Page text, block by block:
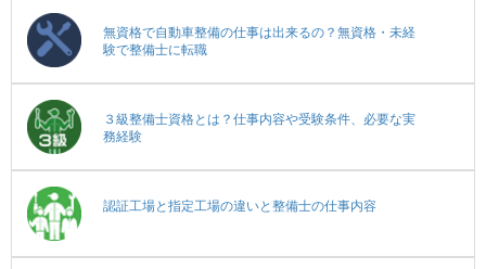
無資格で自動車整備の仕事は出来るの？無資格・未経
験で整備士に転職
３級整備士資格とは？仕事内容や受験条件、必要な実
務経験
認証工場と指定工場の違いと整備士の仕事内容